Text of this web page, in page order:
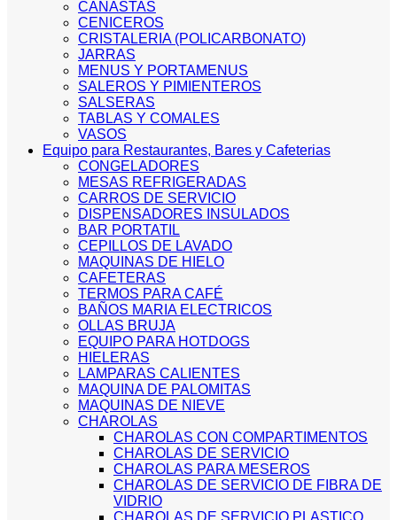
CANASTAS
CENICEROS
CRISTALERIA (POLICARBONATO)
JARRAS
MENUS Y PORTAMENUS
SALEROS Y PIMIENTEROS
SALSERAS
TABLAS Y COMALES
VASOS
Equipo para Restaurantes, Bares y Cafeterias
CONGELADORES
MESAS REFRIGERADAS
CARROS DE SERVICIO
DISPENSADORES INSULADOS
BAR PORTATIL
CEPILLOS DE LAVADO
MAQUINAS DE HIELO
CAFETERAS
TERMOS PARA CAFÉ
BAÑOS MARIA ELECTRICOS
OLLAS BRUJA
EQUIPO PARA HOTDOGS
HIELERAS
LAMPARAS CALIENTES
MAQUINA DE PALOMITAS
MAQUINAS DE NIEVE
CHAROLAS
CHAROLAS CON COMPARTIMENTOS
CHAROLAS DE SERVICIO
CHAROLAS PARA MESEROS
CHAROLAS DE SERVICIO DE FIBRA DE
VIDRIO
CHAROLAS DE SERVICIO PLASTICO